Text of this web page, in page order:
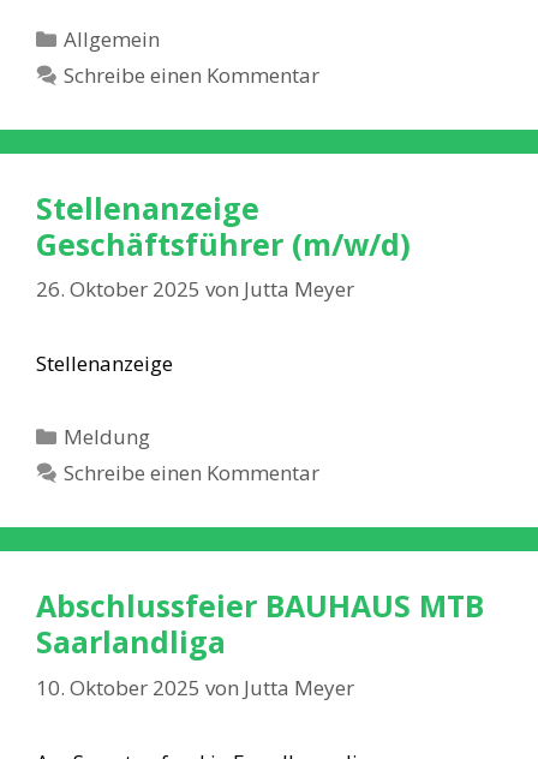
Kategorien
Allgemein
Schreibe einen Kommentar
Stellenanzeige
Geschäftsführer (m/w/d)
26. Oktober 2025 von Jutta Meyer
Stellenanzeige
Kategorien
Meldung
Schreibe einen Kommentar
Abschlussfeier BAUHAUS MTB
Saarlandliga
10. Oktober 2025 von Jutta Meyer